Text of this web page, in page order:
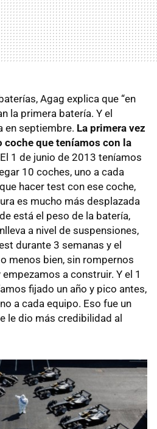
Agag explica que “en
la primera batería. Y el
en septiembre. La primera vez
coche que teníamos con la
1 de junio de 2013 teníamos
10 coches, uno a cada
hacer test con ese coche,
es mucho más desplazada
está el peso de la batería,
a nivel de suspensiones,
durante 3 semanas y el
menos bien, sin rompernos
a construir. Y el 1
fijado un año y pico antes,
a cada equipo. Eso fue un
le dio más credibilidad al